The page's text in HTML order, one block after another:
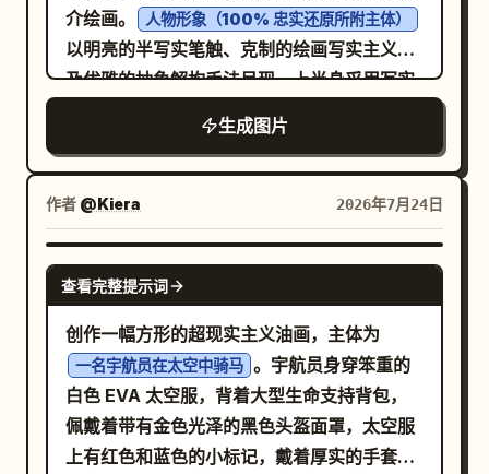
在不产生强烈对比的情况下强调深度。博物馆
级的绘画渲染，具备细致入微的细节、超平滑
的笔触过渡、精致的边缘控制以及手工精雕细
琢的艺术美感。梦幻且富有诗意的氛围，辅以
细腻的薄雾、层叠的透明感、褪色的纹理以及
绘画深度，将植物剪影与自然形态完美融合，
构成一幅奢华且永恒的奇幻作品。高度细节
杰作，8K 分辨率，超高保真度。
介绘画。
人物形象（100% 忠实还原所附主体）
以明亮的半写实笔触、克制的绘画写实主义以
及优雅的抽象解构手法呈现。上半身采用写实
绘画风格，具有平滑的色调过渡、柔和的氛围
高光和精致的绘画建模，并与超细致的干净单
线草图、精准的轮廓描绘、细腻的墨水结构、
微妙的交叉排线、雕刻感钢笔纹理以及精炼的
色调阴影无缝叠加。底层的线性结构在上半身
清晰可见，随后逐渐向身体下部消融。下半部
分有机地过渡为富有表现力的重叠抽象笔触、
透明的姿态涂层、羽毛状干擦纹理、柔和的厚
涂点缀、堆叠的混合媒介颜料以及充满氛围感
的绘画动势。受控的解构以流动的艺术能量取
代了僵硬的结构，同时避免了破碎的纹理、生
硬的几何网格或混乱的扭曲。构图在细致的写
生成图片
作者 @Kiera 2026年7月24日
GPT IMAGE 2
查看完整提示词
创作一幅方形的超现实主义油画，主体为
一名宇航员在太空中骑马 。宇航员身穿笨重的
白色 EVA 太空服，背着大型生命支持背包，
佩戴着带有金色光泽的黑色头盔面罩，太空服
上有红色和蓝色的小标记，戴着厚实的手套和